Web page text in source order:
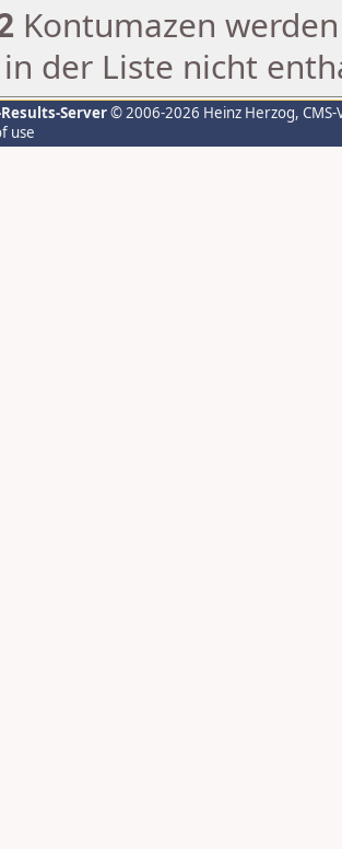
Kontumazen
der Liste nicht
Server© 2006-2026 Heinz Herzog,
use